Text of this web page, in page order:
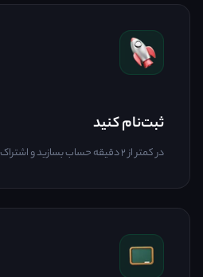
ثبت‌نام کنید
در کمتر از ۲ دقیقه حساب بسازید و اشتراک مناسب را انتخاب کنید.